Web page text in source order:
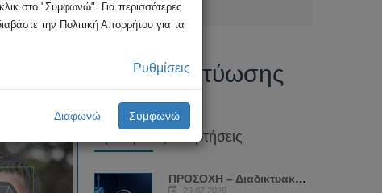
κοινωνικής δικτύωσης
Πρόσφατες Αναρτήσεις
ΠΡΟΣΟΧΗ – Διαδικτυακή απάτη με...
29.07.2026
στο "Συμφωνώ". Για περισσότερες
την Πολιτική Απορρήτου για τα
Ρυθμίσεις
Διαφωνώ Συμφωνώ